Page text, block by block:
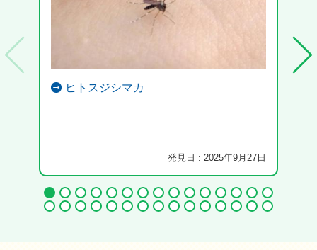
ヒトスジシマカ
発見日 : 2025年9月27日